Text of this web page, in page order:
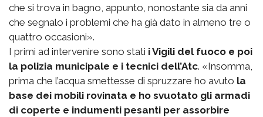
che si trova in bagno, appunto, nonostante sia da anni
che segnalo i problemi che ha già dato in almeno tre o
quattro occasioni».
I primi ad intervenire sono stati i Vigili del fuoco e poi
la polizia municipale e i tecnici dell’Atc. «Insomma,
prima che l’acqua smettesse di spruzzare ho avuto la
base dei mobili rovinata e ho svuotato gli armadi
di coperte e indumenti pesanti per assorbire